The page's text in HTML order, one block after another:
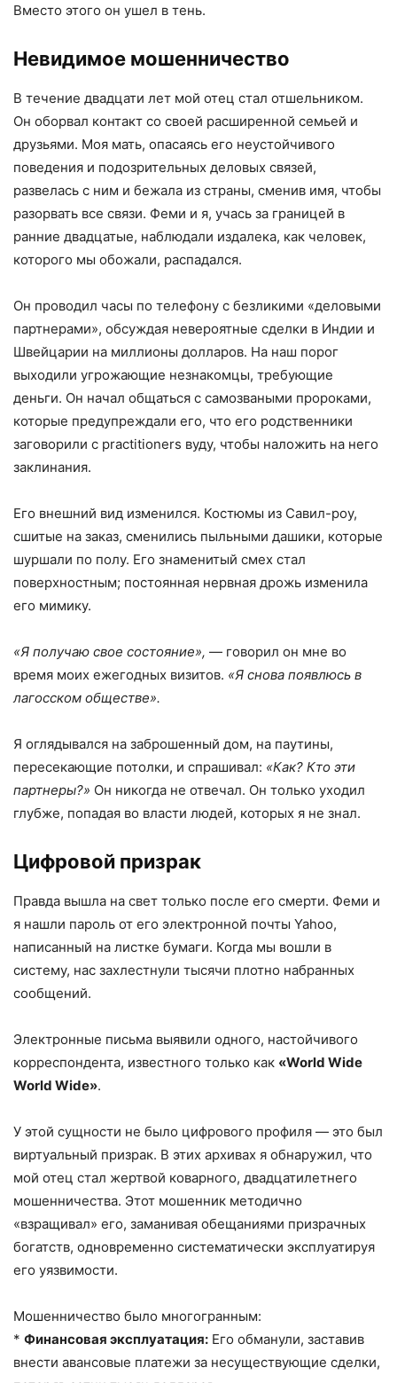
Вместо этого он ушел в тень.
Невидимое мошенничество
В течение двадцати лет мой отец стал отшельником.
Он оборвал контакт со своей расширенной семьей и
друзьями. Моя мать, опасаясь его неустойчивого
поведения и подозрительных деловых связей,
развелась с ним и бежала из страны, сменив имя, чтобы
разорвать все связи. Феми и я, учась за границей в
ранние двадцатые, наблюдали издалека, как человек,
которого мы обожали, распадался.
Он проводил часы по телефону с безликими «деловыми
партнерами», обсуждая невероятные сделки в Индии и
Швейцарии на миллионы долларов. На наш порог
выходили угрожающие незнакомцы, требующие
деньги. Он начал общаться с самозваными пророками,
которые предупреждали его, что его родственники
заговорили с practitioners вуду, чтобы наложить на него
заклинания.
Его внешний вид изменился. Костюмы из Савил-роу,
сшитые на заказ, сменились пыльными дашики, которые
шуршали по полу. Его знаменитый смех стал
поверхностным; постоянная нервная дрожь изменила
его мимику.
«Я получаю свое состояние», — говорил он мне во
время моих ежегодных визитов. «Я снова появлюсь в
лагосском обществе».
Я оглядывался на заброшенный дом, на паутины,
пересекающие потолки, и спрашивал: «Как? Кто эти
партнеры?» Он никогда не отвечал. Он только уходил
глубже, попадая во власти людей, которых я не знал.
Цифровой призрак
Правда вышла на свет только после его смерти. Феми и
я нашли пароль от его электронной почты Yahoo,
написанный на листке бумаги. Когда мы вошли в
систему, нас захлестнули тысячи плотно набранных
сообщений.
Электронные письма выявили одного, настойчивого
корреспондента, известного только как «World Wide
World Wide».
У этой сущности не было цифрового профиля — это был
виртуальный призрак. В этих архивах я обнаружил, что
мой отец стал жертвой коварного, двадцатилетнего
мошенничества. Этот мошенник методично
«взращивал» его, заманивая обещаниями призрачных
богатств, одновременно систематически эксплуатируя
его уязвимости.
Мошенничество было многогранным:
* Финансовая эксплуатация: Его обманули, заставив
внести авансовые платежи за несуществующие сделки,